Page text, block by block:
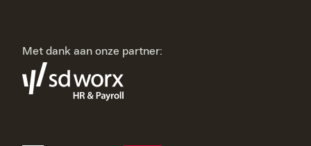
Met dank aan onze partner: